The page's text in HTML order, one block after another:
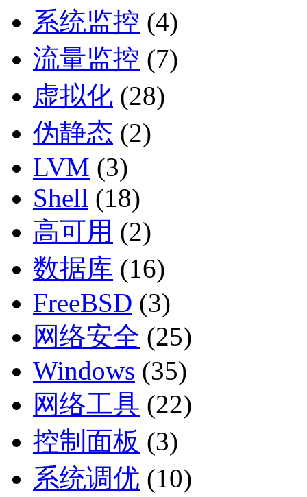
系统监控 (4)
流量监控 (7)
虚拟化 (28)
伪静态 (2)
LVM (3)
Shell (18)
高可用 (2)
数据库 (16)
FreeBSD (3)
网络安全 (25)
Windows (35)
网络工具 (22)
控制面板 (3)
系统调优 (10)